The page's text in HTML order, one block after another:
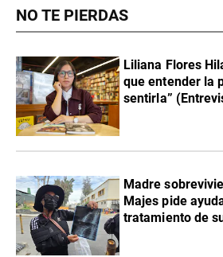
NO TE PIERDAS
Liliana Flores
que entender la
sentirla”
Madre
Majes pide
tratamiento de